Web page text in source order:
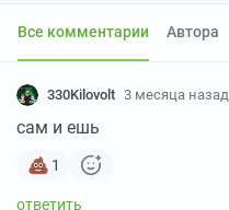
Все комментарии Автора
330Kilovolt 3 месяца назад
сам и ешь
1